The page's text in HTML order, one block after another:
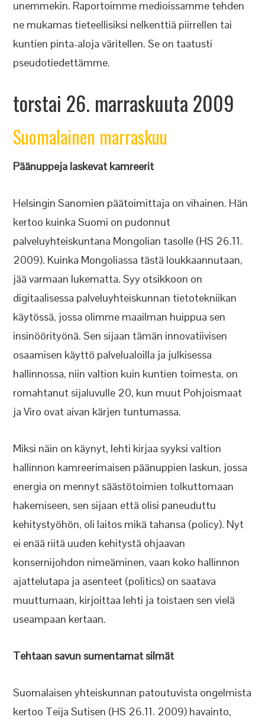
unemmekin. Raportoimme medioissamme tehden
ne mukamas tieteellisiksi nelkenttiä piirrellen tai
kuntien pinta-aloja väritellen. Se on taatusti
pseudotiedettämme.
torstai 26. marraskuuta 2009
Suomalainen marraskuu
Päänuppeja laskevat kamreerit
Helsingin Sanomien päätoimittaja on vihainen. Hän
kertoo kuinka Suomi on pudonnut
palveluyhteiskuntana Mongolian tasolle (HS 26.11.
2009). Kuinka Mongoliassa tästä loukkaannutaan,
jää varmaan lukematta. Syy otsikkoon on
digitaalisessa palveluyhteiskunnan tietotekniikan
käytössä, jossa olimme maailman huippua sen
insinöörityönä. Sen sijaan tämän innovatiivisen
osaamisen käyttö palvelualoilla ja julkisessa
hallinnossa, niin valtion kuin kuntien toimesta, on
romahtanut sijaluvulle 20, kun muut Pohjoismaat
ja Viro ovat aivan kärjen tuntumassa.
Miksi näin on käynyt, lehti kirjaa syyksi valtion
hallinnon kamreerimaisen päänuppien laskun, jossa
energia on mennyt säästötoimien tolkuttomaan
hakemiseen, sen sijaan että olisi paneuduttu
kehitystyöhön, oli laitos mikä tahansa (policy). Nyt
ei enää riitä uuden kehitystä ohjaavan
konsernijohdon nimeäminen, vaan koko hallinnon
ajattelutapa ja asenteet (politics) on saatava
muuttumaan, kirjoittaa lehti ja toistaen sen vielä
useampaan kertaan.
Tehtaan savun sumentamat silmät
Suomalaisen yhteiskunnan patoutuvista ongelmista
kertoo Teija Sutisen (HS 26.11. 2009) havainto,